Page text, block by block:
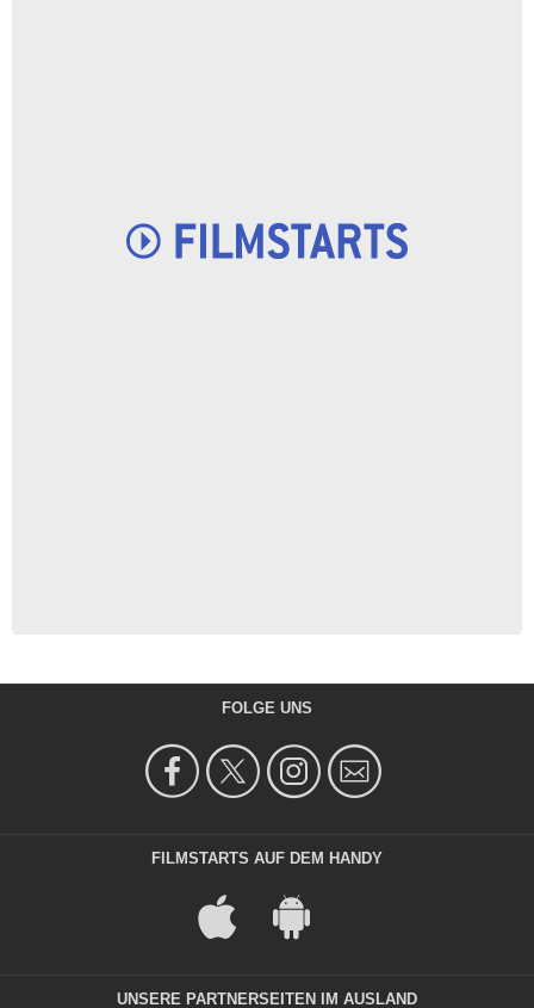
FOLGE UNS
FILMSTARTS AUF DEM HANDY
UNSERE PARTNERSEITEN IM AUSLAND